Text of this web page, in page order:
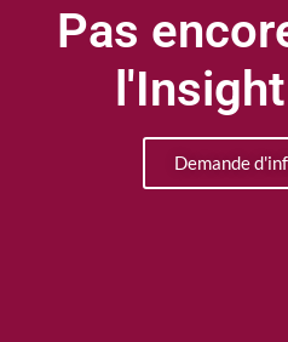
Pas
Demande